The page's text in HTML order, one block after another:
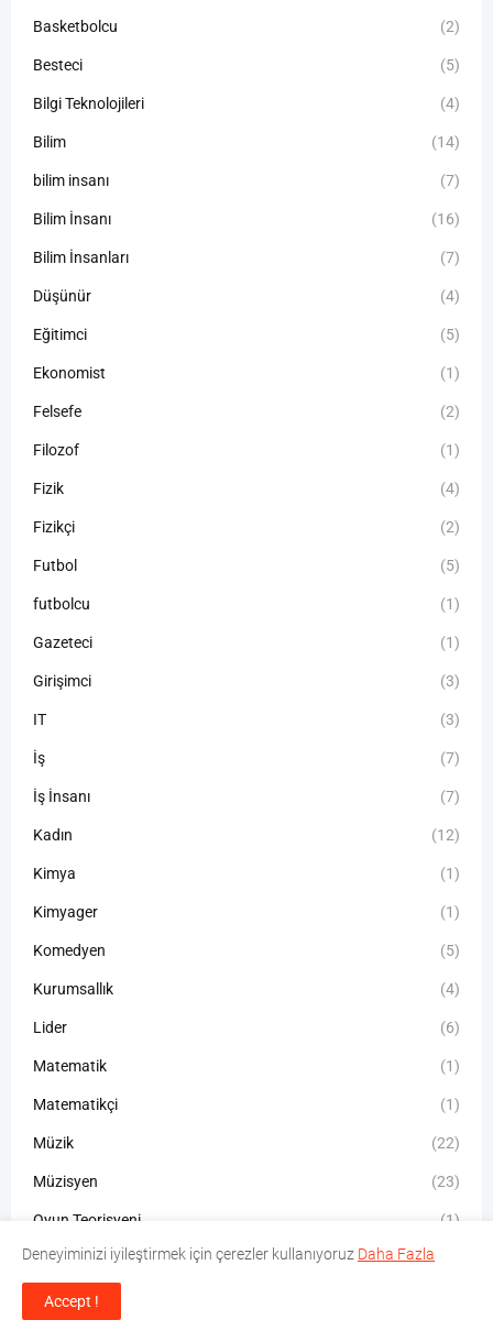
Basketbolcu (2)
Besteci (5)
Bilgi Teknolojileri (4)
Bilim (14)
bilim insanı (7)
Bilim İnsanı (16)
Bilim İnsanları (7)
Düşünür (4)
Eğitimci (5)
Ekonomist (1)
Felsefe (2)
Filozof (1)
Fizik (4)
Fizikçi (2)
Futbol (5)
futbolcu (1)
Gazeteci (1)
Girişimci (3)
IT (3)
İş (7)
İş İnsanı (7)
Kadın (12)
Kimya (1)
Kimyager (1)
Komedyen (5)
Kurumsallık (4)
Lider (6)
Matematik (1)
Matematikçi (1)
Müzik (22)
Müzisyen (23)
Oyun Teorisyeni (1)
Oyuncu (21)
Öğretmen
Deneyiminizi iyileştirmek için çerezler kullanıyoruz Daha Fazla
Accept !